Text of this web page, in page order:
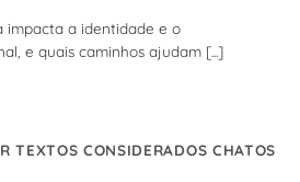
impacta a identidade e o
e quais caminhos ajudam [...]
TEXTOS CONSIDERADOS CHATOS